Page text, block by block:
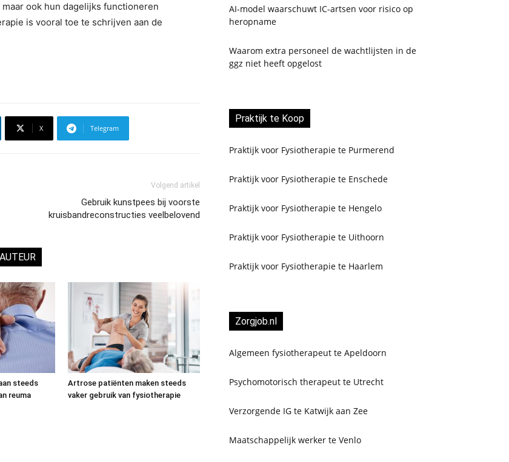
ook hun dagelijks functioneren
is vooral toe te schrijven aan de
X Telegram
Volgend artikel
Gebruik kunstpees bij voorste
kruisbandreconstructies veelbelovend
steeds
reuma
Artrose patiënten maken steeds
vaker gebruik van fysiotherapie
AI-model waarschuwt IC-artsen voor risico op
heropname
Waarom extra personeel de wachtlijsten in de
ggz niet heeft opgelost
Praktijk te Koop
Praktijk voor Fysiotherapie te Purmerend
Praktijk voor Fysiotherapie te Enschede
Praktijk voor Fysiotherapie te Hengelo
Praktijk voor Fysiotherapie te Uithoorn
Praktijk voor Fysiotherapie te Haarlem
Zorgjob.nl
Algemeen fysiotherapeut te Apeldoorn
Psychomotorisch therapeut te Utrecht
Verzorgende IG te Katwijk aan Zee
Maatschappelijk werker te Venlo